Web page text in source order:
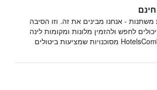
משתנות - אנחנו מבינים את זה. וזו הסיבה
לחפש ולהזמין מלונות ומקומות לינה
בHotelsCombined מסוכנויות שמציעות ביטולים